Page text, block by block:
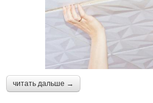
читать дальше →